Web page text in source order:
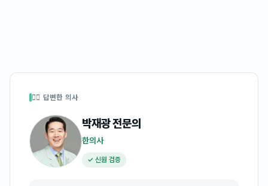
👩‍⚕️ 답변한 의사
박재광전문의
한의사
✓ 신원 검증